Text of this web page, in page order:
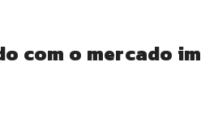
com o mercado